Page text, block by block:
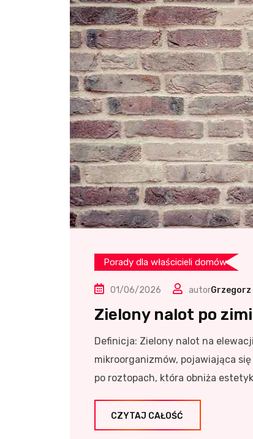
Porady dla właścicieli domów
01/06/2026 autorGrzegorz
Zielony nalot po
Definicja: Zielony nalot na
mikroorganizmów, pojawiająca
po roztopach, która obniża
CZYTAJ CAŁOŚĆ